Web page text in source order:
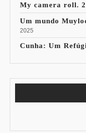
My camera roll.
Um mundo
2025
Cunha: Um
15% de